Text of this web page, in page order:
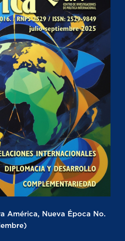
América, Nueva Época No.